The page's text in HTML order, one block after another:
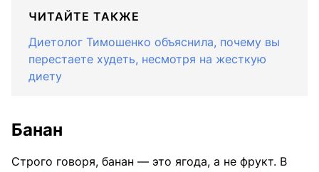
ЧИТАЙТЕ ТАКЖЕ
Диетолог Тимошенко объяснила, почему вы
перестаете худеть, несмотря на жесткую
диету
Банан
Строго говоря, банан — это ягода, а не фрукт. В